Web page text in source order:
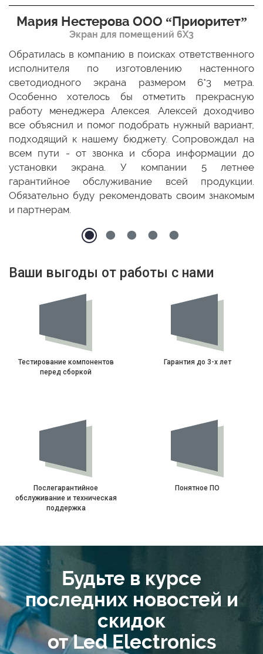
Мария Нестерова ООО “Приоритет”
Экран для помещений 6Х3
Обратилась в компанию в поисках ответственного
исполнителя по изготовлению настенного
светодиодного экрана размером 6*3 метра.
Особенно хотелось бы отметить прекрасную
работу менеджера Алексея. Алексей доходчиво
все объяснил и помог подобрать нужный вариант,
подходящий к нашему бюджету. Сопровождал на
всем пути - от звонка и сбора информации до
установки экрана. У компании 5 летнее
гарантийное обслуживание всей продукции.
Обязательно буду рекомендовать своим знакомым
и партнерам.
Ваши выгоды от работы с нами
Тестирование компонентов
перед сборкой
Гарантия до 3-х лет
Послегарантийное
обслуживание и техническая
поддержка
Понятное ПО
Будьте в курсе
последних новостей и
скидок
от Led Electronics